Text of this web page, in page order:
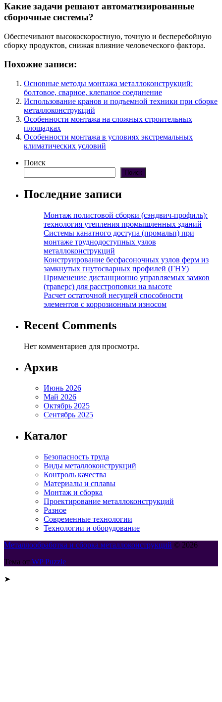
Какие задачи решают автоматизированные
сборочные системы?
Обеспечивают высокоскоростную, точную и бесперебойную
сборку продуктов, снижая влияние человеческого фактора.
Похожие записи:
Основные методы монтажа металлоконструкций:
болтовое, сварное, клепаное соединение
Использование кранов и подъемной техники при сборке
металлоконструкций
Особенности монтажа на сложных строительных
площадках
Особенности монтажа в условиях экстремальных
климатических условий
Поиск
Поиск
Последние записи
Монтаж полистовой сборки (сэндвич-профиль):
технология утепления промышленных зданий
Системы канатного доступа (промальп) при
монтаже труднодоступных узлов
металлоконструкций
Конструирование бесфасоночных узлов ферм из
замкнутых гнутосварных профилей (ГНУ)
Применение дистанционно управляемых замков
(траверс) для расстроповки на высоте
Расчет остаточной несущей способности
элементов с коррозионным износом
Recent Comments
Нет комментариев для просмотра.
Архив
Июнь 2026
Май 2026
Октябрь 2025
Сентябрь 2025
Каталог
Безопасность труда
Виды металлоконструкций
Контроль качества
Материалы и сплавы
Монтаж и сборка
Проектирование металлоконструкций
Разное
Современные технологии
Технологии и оборудование
Металлообработка и сборка металлоконструкций © 2026
Тема от WP Puzzle
➤